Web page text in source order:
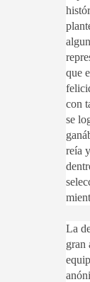
que
con
se
reía
La
gran